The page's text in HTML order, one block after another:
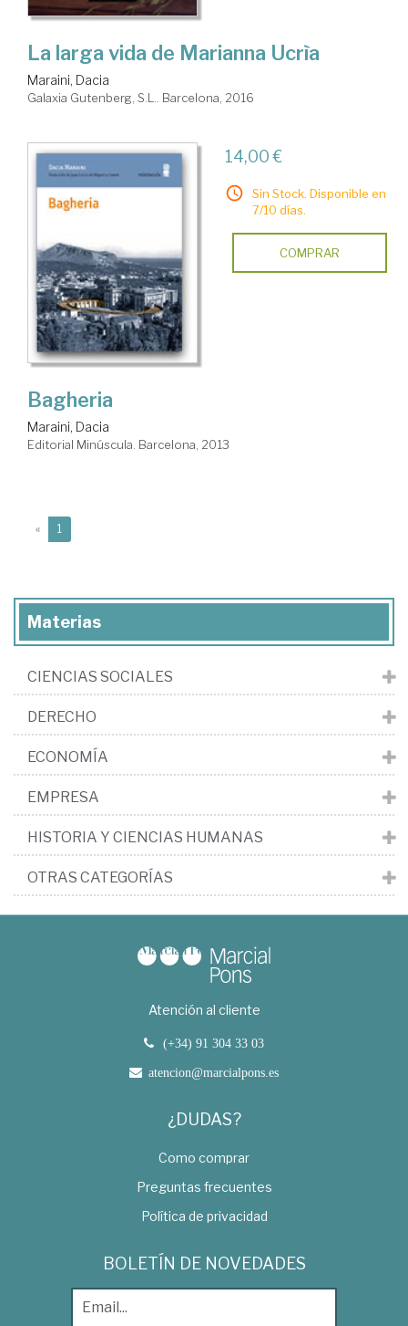
La larga vida de Marianna Ucrìa
Maraini, Dacia
Galaxia Gutenberg, S.L.. Barcelona, 2016
14,00 €
Sin Stock. Disponible en
7/10 días.
COMPRAR
Bagheria
Maraini, Dacia
Editorial Minúscula. Barcelona, 2013
« 1
Materias
CIENCIAS SOCIALES
DERECHO
ECONOMÍA
EMPRESA
HISTORIA Y CIENCIAS HUMANAS
OTRAS CATEGORÍAS
Atención al cliente
(+34) 91 304 33 03
atencion@marcialpons.es
¿DUDAS?
Como comprar
Preguntas frecuentes
Política de privacidad
BOLETÍN DE NOVEDADES